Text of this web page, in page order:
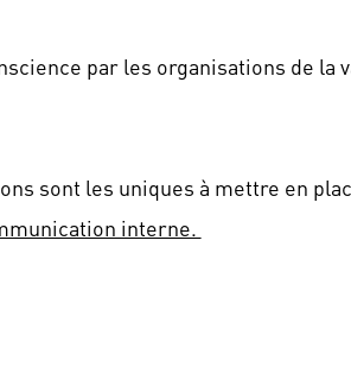
par les organisations de
sont les uniques à mettre en
interne.